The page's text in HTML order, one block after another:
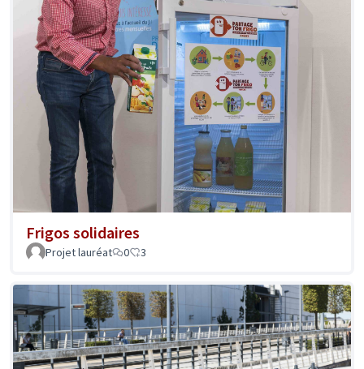
Frigos solidaires
Projet lauréat 0 3